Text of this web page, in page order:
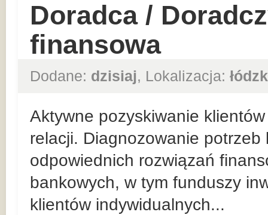
Doradca /
finansowa
Dodane: dzisiaj, Lokalizacja:
Aktywne pozyskiwanie
relacji. Diagnozowanie
odpowiednich rozwiązań
bankowych, w tym funduszy
klientów indywidualnych...